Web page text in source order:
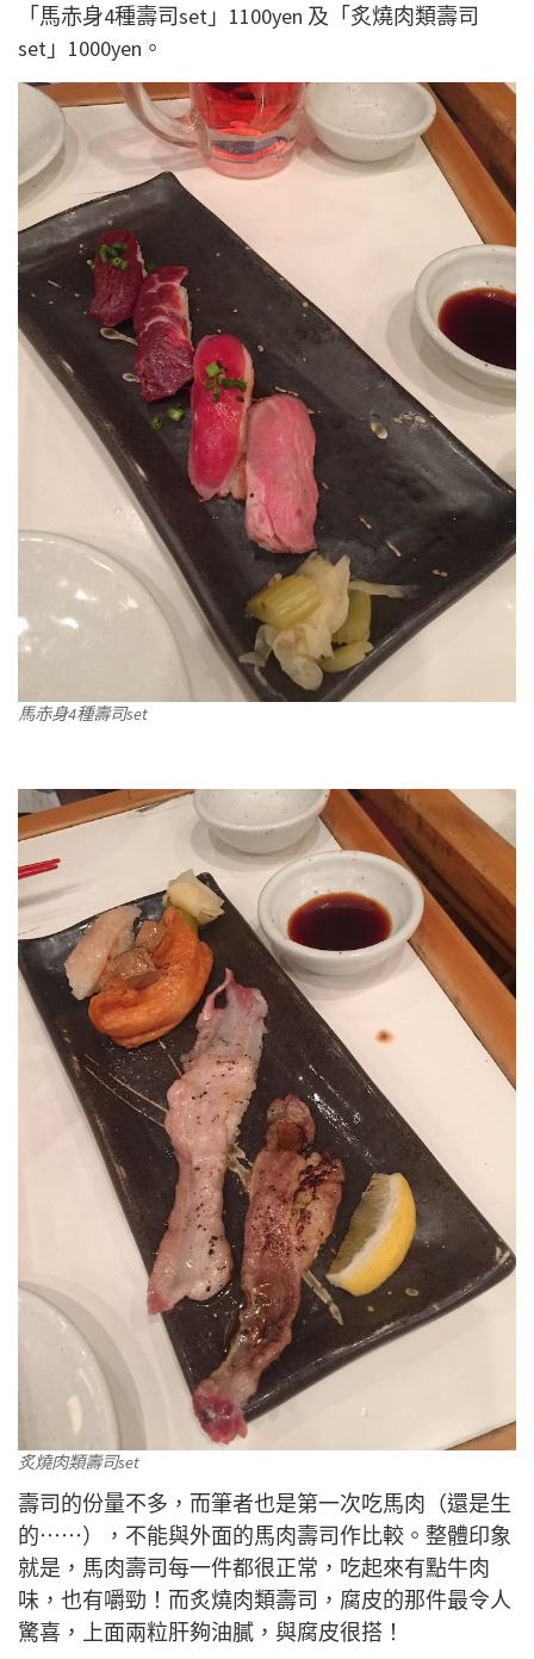
「馬赤身4種壽司set」1100yen 及「炙燒肉類壽司
set」1000yen。
馬赤身4種壽司set
炙燒肉類壽司set
壽司的份量不多，而筆者也是第一次吃馬肉（還是生
的⋯⋯），不能與外面的馬肉壽司作比較。整體印象
就是，馬肉壽司每一件都很正常，吃起來有點牛肉
味，也有嚼勁！而炙燒肉類壽司，腐皮的那件最令人
驚喜，上面兩粒肝夠油膩，與腐皮很搭！